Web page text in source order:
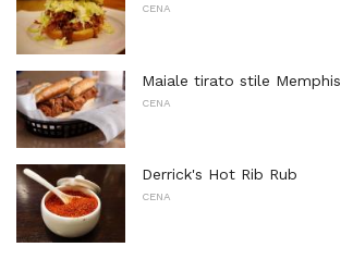
CENA
Maiale tirato stile Memphis
CENA
Derrick's Hot Rib Rub
CENA